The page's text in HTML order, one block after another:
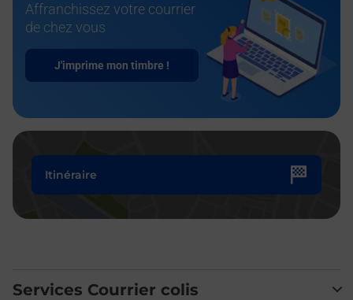
Affranchissez votre courrier
de chez vous
J'imprime mon timbre !
Itinéraire
Services Courrier colis